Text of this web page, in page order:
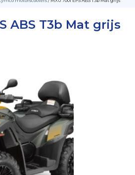
ABS T3b Mat grijs